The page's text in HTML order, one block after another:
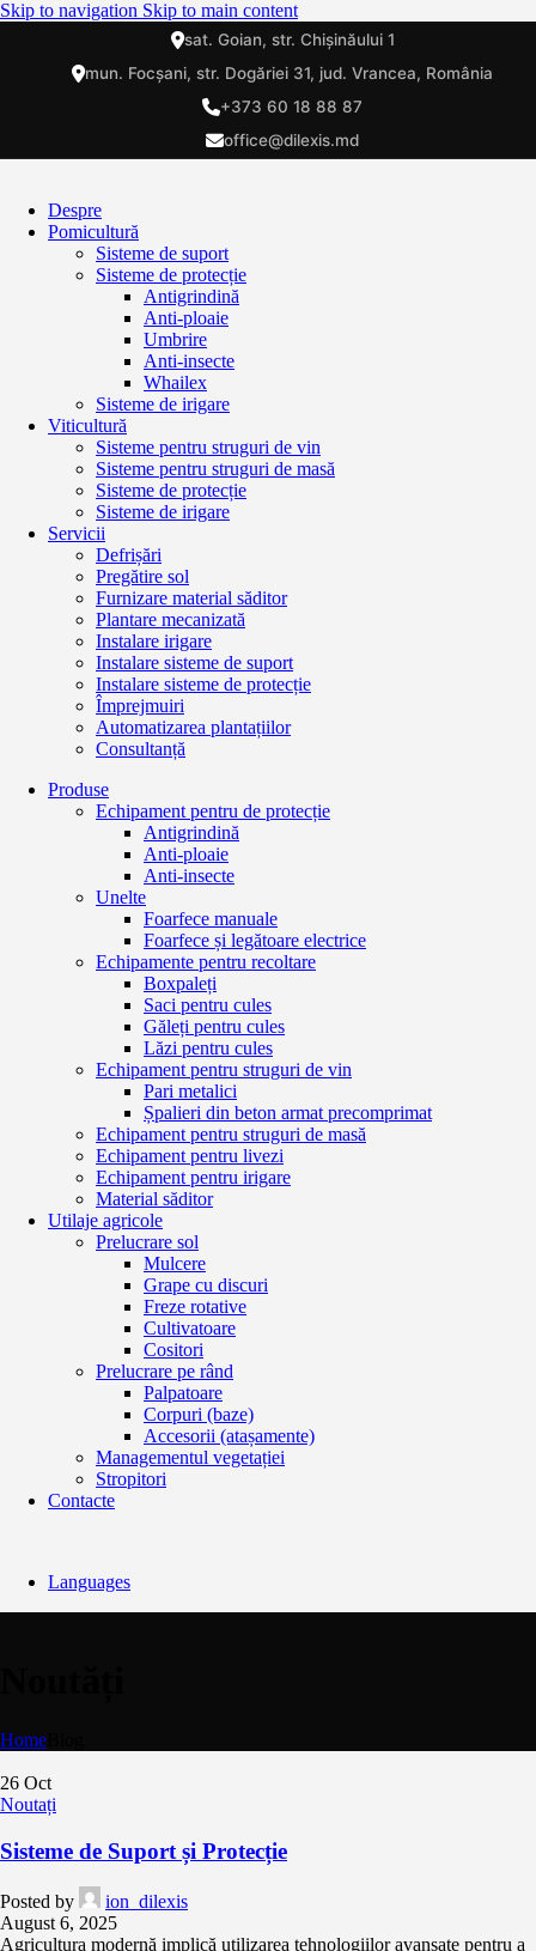
Skip to navigation Skip to main content
sat. Goian, str. Chișinăului 1
mun. Focșani, str. Dogăriei 31, jud. Vrancea, România
+373 60 18 88 87
office@dilexis.md
Despre
Pomicultură
Sisteme de suport
Sisteme de protecție
Antigrindină
Anti-ploaie
Umbrire
Anti-insecte
Whailex
Sisteme de irigare
Viticultură
Sisteme pentru struguri de vin
Sisteme pentru struguri de masă
Sisteme de protecție
Sisteme de irigare
Servicii
Defrișări
Pregătire sol
Furnizare material săditor
Plantare mecanizată
Instalare irigare
Instalare sisteme de suport
Instalare sisteme de protecție
Împrejmuiri
Automatizarea plantațiilor
Consultanță
Produse
Echipament pentru de protecție
Antigrindină
Anti-ploaie
Anti-insecte
Unelte
Foarfece manuale
Foarfece și legătoare electrice
Echipamente pentru recoltare
Boxpaleți
Saci pentru cules
Găleți pentru cules
Lăzi pentru cules
Echipament pentru struguri de vin
Pari metalici
Șpalieri din beton armat precomprimat
Echipament pentru struguri de masă
Echipament pentru livezi
Echipament pentru irigare
Material săditor
Utilaje agricole
Prelucrare sol
Mulcere
Grape cu discuri
Freze rotative
Cultivatoare
Cositori
Prelucrare pe rând
Palpatoare
Corpuri (baze)
Accesorii (atașamente)
Managementul vegetației
Stropitori
Contacte
Languages
Home
26 Oct
Noutați
Sisteme de Suport și Protecție
Posted by
ion_dilexis
August 6, 2025
Agricultura modernă implică utilizarea tehnologiilor avansate pentru a